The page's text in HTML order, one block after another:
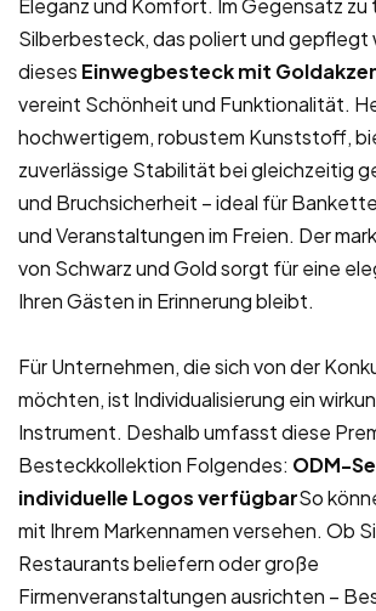
Eleganz und Komfort. Im Gegensatz zu
Silberbesteck, das poliert und gepflegt
dieses Einwegbesteck mit
vereint Schönheit und Funktionalität.
hochwertigem, robustem Kunststoff,
zuverlässige Stabilität bei gleichzeitig
und Bruchsicherheit – ideal für
und Veranstaltungen im Freien. Der
von Schwarz und Gold sorgt für eine
Ihren Gästen in Erinnerung bleibt.
Für Unternehmen, die sich von der
möchten, ist Individualisierung ein
Instrument. Deshalb umfasst diese
Besteckkollektion Folgendes: ODM-
individuelle Logos verfügbarSo
mit Ihrem Markennamen versehen. Ob
Restaurants beliefern oder große
Firmenveranstaltungen ausrichten –